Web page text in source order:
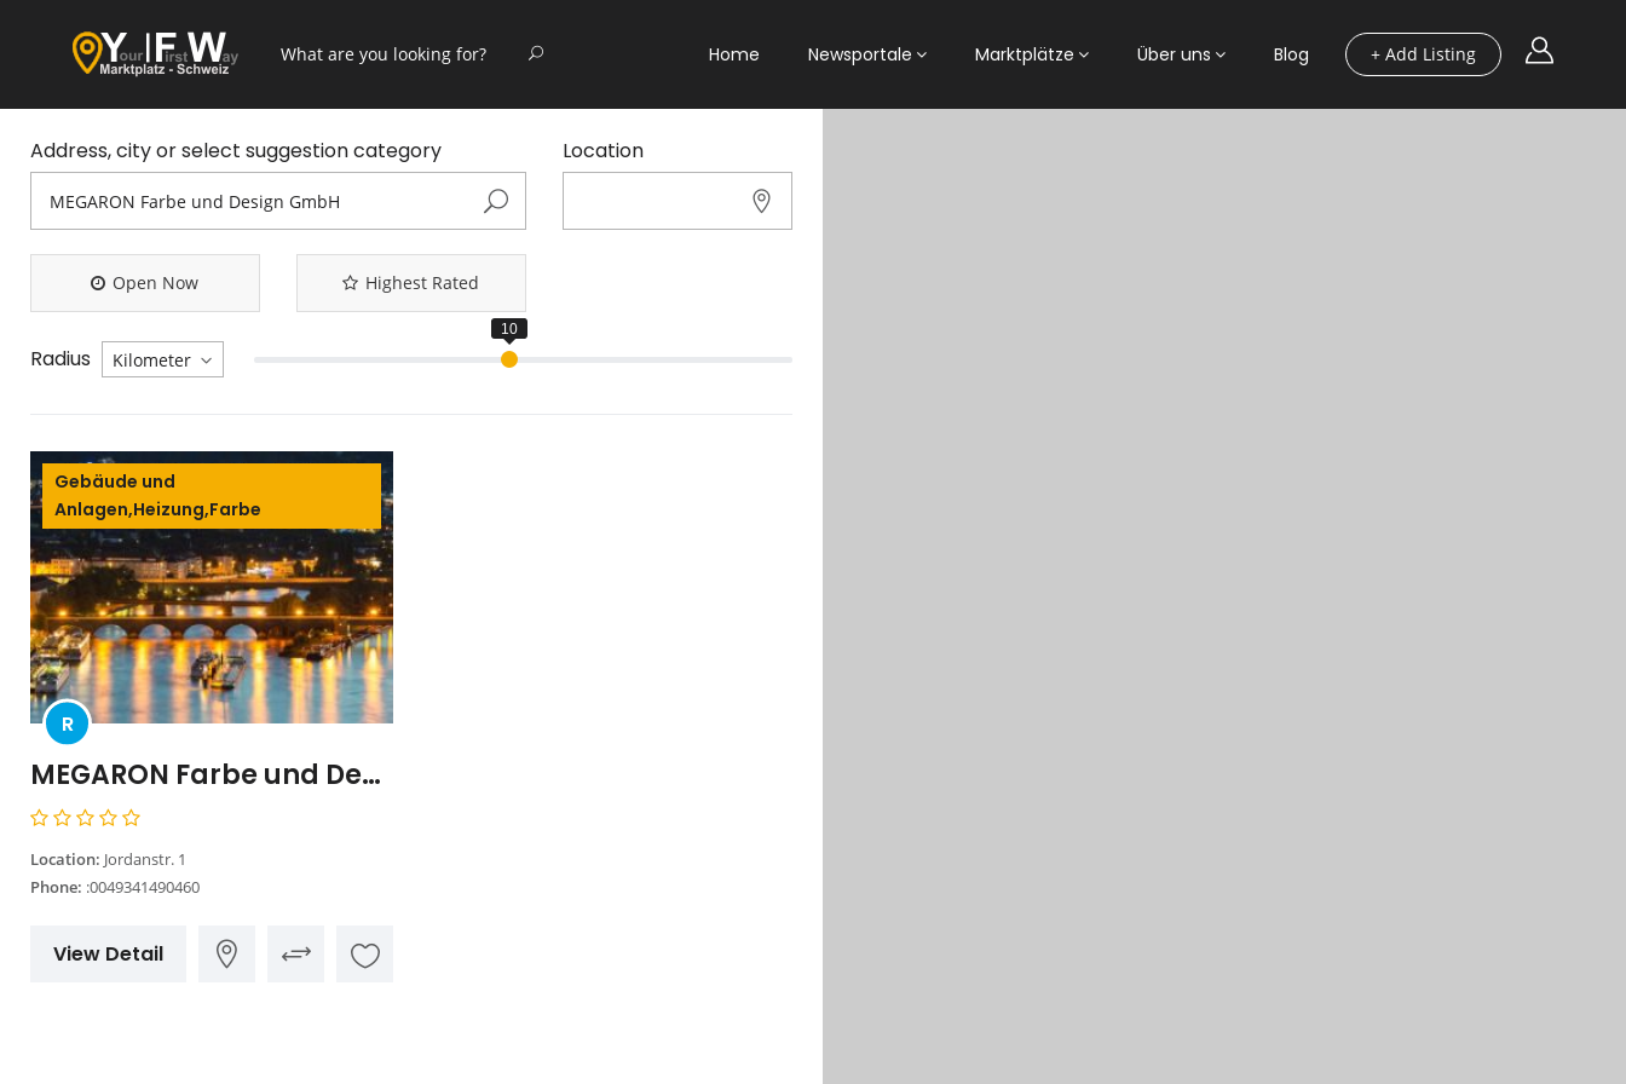
+ Add Listing
Home Newsportale Marktplätze Über uns Blog
Address, city or select suggestion category Location
Open Now Highest Rated
Radius
Gebäude und
Anlagen,Heizung,Farbe
R
MEGARON Farbe und Design GmbH
Location: Jordanstr. 1
Phone: :0049341490460
View Detail